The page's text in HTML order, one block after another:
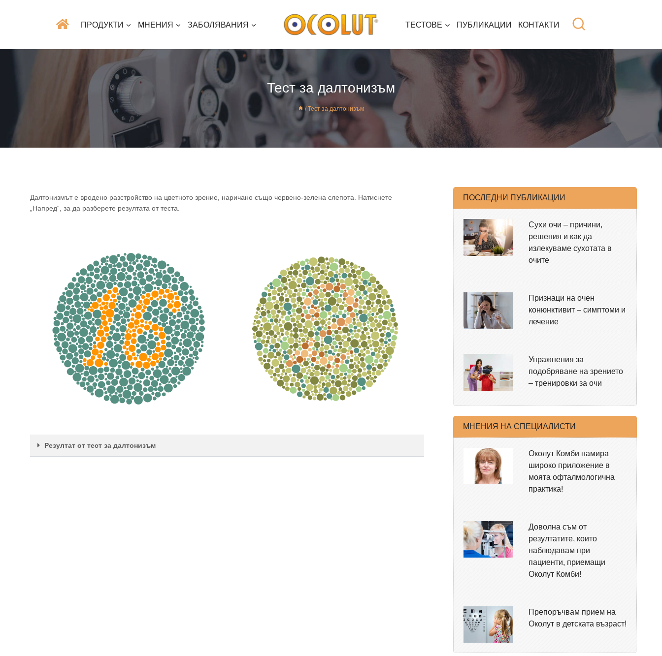
ПРОДУКТИ МНЕНИЯ ЗАБОЛЯВАНИЯ ТЕСТОВЕ ПУБЛИКАЦИИ КОНТАКТИ
Тест за далтонизъм
/ Тест за далтонизъм
Далтонизмът е вродено разстройство на цветното зрение, наричано също червено-зелена слепота. Натиснете
„Напред“, за да разберете резултата от теста.
Резултат от тест за далтонизъм
ПОСЛЕДНИ ПУБЛИКАЦИИ
Сухи очи – причини,
решения и как да
излекуваме сухотата в
очите
Признаци на очен
конюнктивит – симптоми и
лечение
Упражнения за
подобряване на зрението
– тренировки за очи
МНЕНИЯ НА СПЕЦИАЛИСТИ
Околут Комби намира
широко приложение в
моята офталмологична
практика!
Доволна съм от
резултатите, които
наблюдавам при
пациенти, приемащи
Околут Комби!
Препоръчвам прием на
Околут в детската възраст!